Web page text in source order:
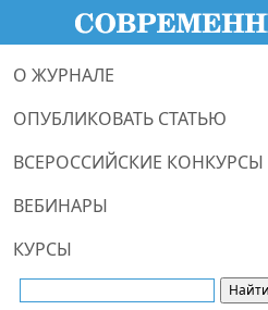
О ЖУРНАЛЕ
ОПУБЛИКОВАТЬ СТАТЬЮ
ВСЕРОССИЙСКИЕ КОНКУРСЫ
ВЕБИНАРЫ
КУРСЫ